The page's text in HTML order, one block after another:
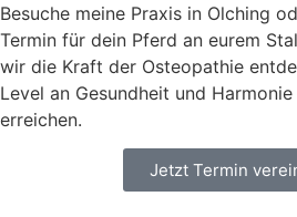
Besuche meine Praxis in Olching
Termin für dein Pferd an eurem
wir die Kraft der Osteopathie
Level an Gesundheit und
erreichen.
Jetzt Termin